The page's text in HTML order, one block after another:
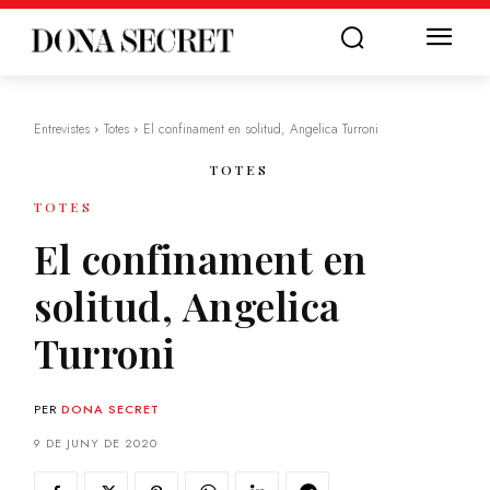
Entrevistes Totes El confinament en solitud, Angelica Turroni
TOTES
TOTES
El confinament en
solitud, Angelica
Turroni
PER DONA SECRET
9 DE JUNY DE 2020